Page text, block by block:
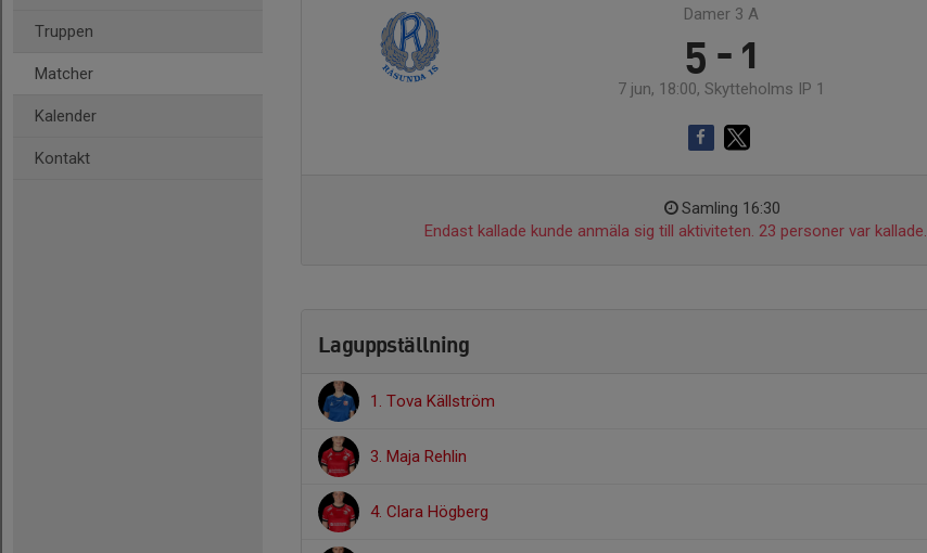
Truppen
Matcher
Kalender
Kontakt
Damer 3 A
5 - 1
7 jun, 18:00, Skytteholms IP 1
Samling 16:30
Endast kallade kunde anmäla sig till aktiviteten. 23 personer var kallade.
Laguppställning
1. Tova Källström
3. Maja Rehlin
4. Clara Högberg